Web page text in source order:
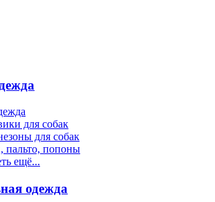
для собак
для собак
пальто, попоны
ещё...
одежда